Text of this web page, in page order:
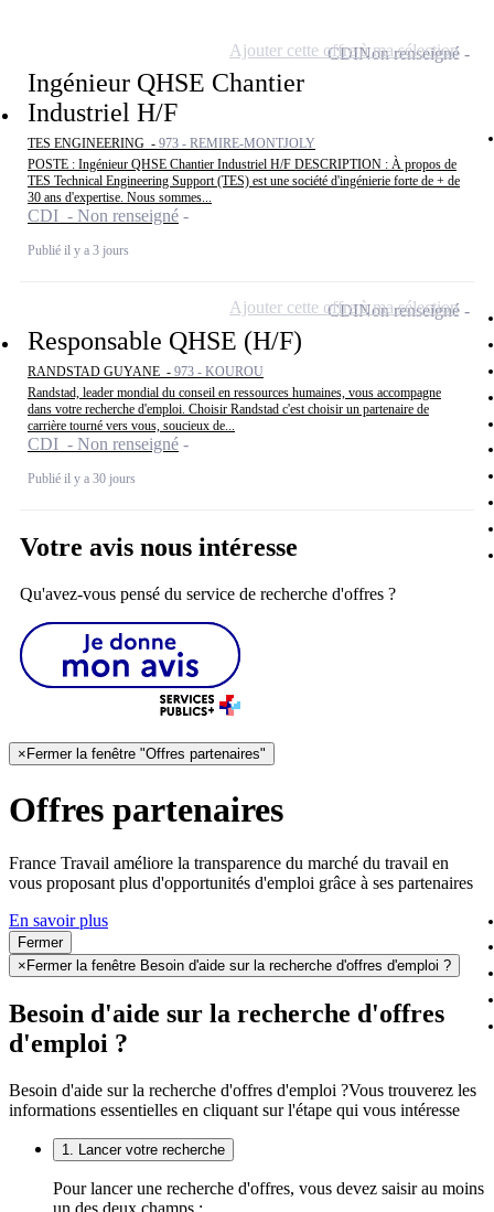
Ingénieur QHSE Chantier
Industriel H/F
TES ENGINEERING - 973 - REMIRE-MONTJOLY
POSTE : Ingénieur QHSE Chantier Industriel H/F DESCRIPTION : À propos de
TES Technical Engineering Support (TES) est une société d'ingénierie forte de + de
30 ans d'expertise. Nous sommes...
CDI - Non renseigné
Publié il y a 3 jours
CDINon renseigné
Ajouter cette offre à ma sélection
Responsable QHSE (H/F)
RANDSTAD GUYANE - 973 - KOUROU
Randstad, leader mondial du conseil en ressources humaines, vous accompagne
dans votre recherche d'emploi. Choisir Randstad c'est choisir un partenaire de
carrière tourné vers vous, soucieux de...
CDI - Non renseigné
Publié il y a 30 jours
CDINon renseigné
Ajouter cette offre à ma sélection
Votre avis nous intéresse
Qu'avez-vous pensé du service de recherche d'offres ?
× Fermer la fenêtre "Offres partenaires"
Offres partenaires
France Travail améliore la transparence du marché du travail en
vous proposant plus d'opportunités d'emploi grâce à ses partenaires
En savoir plus
Fermer
× Fermer la fenêtre Besoin d'aide sur la recherche d'offres d'emploi ?
Besoin d'aide sur la recherche d'offres
d'emploi ?
Besoin d'aide sur la recherche d'offres d'emploi ?Vous trouverez les
informations essentielles en cliquant sur l'étape qui vous intéresse
1. Lancer votre recherche
Pour lancer une recherche d'offres, vous devez saisir au moins
un des deux champs :